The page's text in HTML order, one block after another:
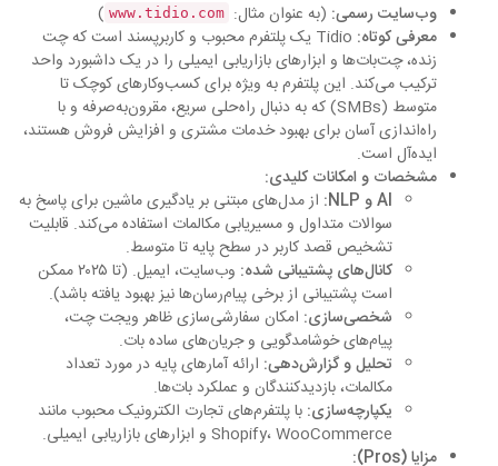
وب‌سایت رسمی: (به عنوان مثال: www.tidio.com
)
معرفی کوتاه:
Tidio یک پلتفرم محبوب و کاربرپسند است که چت
زنده، چت‌بات‌ها و ابزارهای بازاریابی ایمیلی را در یک داشبورد واحد
ترکیب می‌کند. این پلتفرم به ویژه برای کسب‌وکارهای کوچک تا
متوسط (SMBs) که به دنبال راه‌حلی سریع، مقرون‌به‌صرفه و با
راه‌اندازی آسان برای بهبود خدمات مشتری و افزایش فروش هستند،
ایده‌آل است.
مشخصات و امکانات کلیدی:
AI و NLP:
از مدل‌های مبتنی بر یادگیری ماشین برای پاسخ به
سوالات متداول و مسیریابی مکالمات استفاده می‌کند. قابلیت
تشخیص قصد کاربر در سطح پایه تا متوسط.
کانال‌های پشتیبانی شده:
وب‌سایت، ایمیل. (تا ۲۰۲۵ ممکن
است پشتیبانی از برخی پیام‌رسان‌ها نیز بهبود یافته باشد).
شخصی‌سازی: امکان سفارشی‌سازی ظاهر ویجت چت،
پیام‌های خوشامدگویی و جریان‌های ساده بات.
تحلیل و گزارش‌دهی: ارائه آمارهای پایه در مورد تعداد
مکالمات، بازدیدکنندگان و عملکرد بات‌ها.
یکپارچه‌سازی: با پلتفرم‌های تجارت الکترونیک محبوب مانند
Shopify، WooCommerce و ابزارهای بازاریابی ایمیلی.
مزایا (Pros):